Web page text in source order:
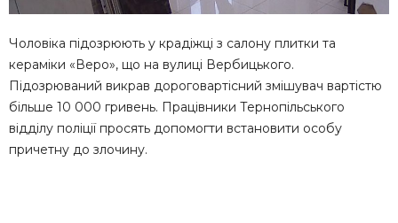
Чоловіка підозрюють у крадіжці з салону плитки та
кераміки «Веро», що на вулиці Вербицького.
Підозрюваний викрав дороговартісний змішувач вартістю
більше 10 000 гривень. Працівники Тернопільського
відділу поліції просять допомогти встановити особу
причетну до злочину.